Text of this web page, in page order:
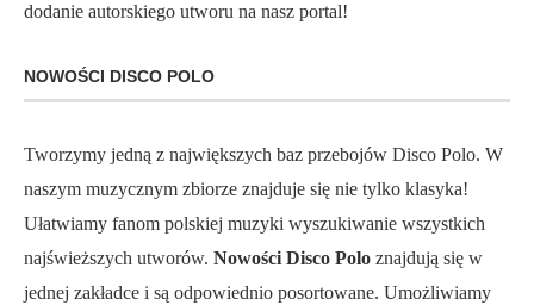
dodanie autorskiego utworu na nasz portal!
NOWOŚCI DISCO POLO
Tworzymy jedną z największych baz przebojów Disco Polo. W
naszym muzycznym zbiorze znajduje się nie tylko klasyka!
Ułatwiamy fanom polskiej muzyki wyszukiwanie wszystkich
najświeższych utworów. Nowości Disco Polo znajdują się w
jednej zakładce i są odpowiednio posortowane. Umożliwiamy